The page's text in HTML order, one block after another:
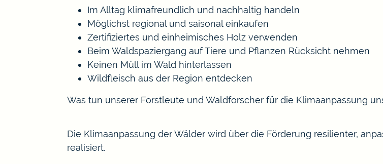
Im Alltag klimafreundlich und nachhaltig handeln
Möglichst regional und saisonal einkaufen
Zertifiziertes und einheimisches Holz verwenden
Beim Waldspaziergang auf Tiere und Pflanzen Rücksicht nehmen
Keinen Müll im Wald hinterlassen
Wildfleisch aus der Region entdecken
Was tun unserer Forstleute und Waldforscher für die Klimaanpassung
Die Klimaanpassung der Wälder wird über die Förderung resilienter,
realisiert.